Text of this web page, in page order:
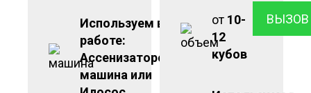
Используем в
работе:
Ассенизаторская
машина или
от 10-
12
кубов